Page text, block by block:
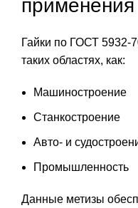
применения
Гайки по ГОСТ 5932-
таких областях, как:
Машиностроение
Станкостроение
Авто- и
Промышленность
Данные метизы